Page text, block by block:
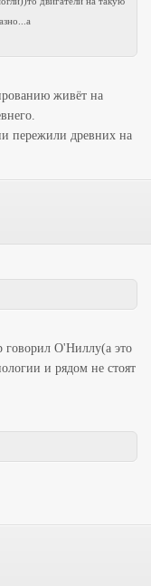
живёт на
пережили древних на
говорил О'Ниллу(а это
и рядом не стоят